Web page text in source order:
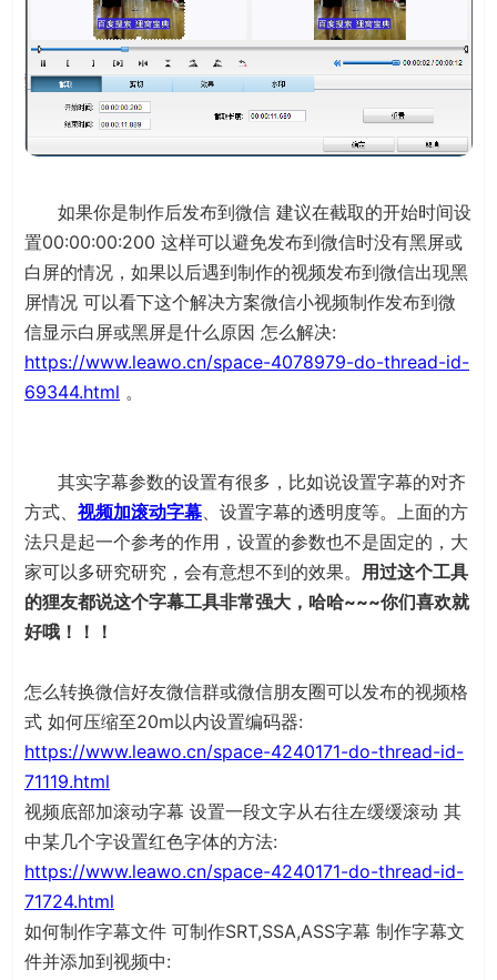
如果你是制作后发布到微信 建议在截取的开始时间设
置00:00:00:200 这样可以避免发布到微信时没有黑屏或
白屏的情况，如果以后遇到制作的视频发布到微信出现黑
屏情况 可以看下这个解决方案微信小视频制作发布到微
信显示白屏或黑屏是什么原因 怎么解决:
https://www.leawo.cn/space-4078979-do-thread-id-
69344.html 。
其实字幕参数的设置有很多，比如说设置字幕的对齐
方式、 视频加滚动字幕、设置字幕的透明度等。上面的方
法只是起一个参考的作用，设置的参数也不是固定的，大
家可以多研究研究，会有意想不到的效果。 用过这个工具
的狸友都说这个字幕工具非常强大，哈哈~~~你们喜欢就
好哦！！！
怎么转换微信好友微信群或微信朋友圈可以发布的视频格
式 如何压缩至20m以内设置编码器:
https://www.leawo.cn/space-4240171-do-thread-id-
71119.html
视频底部加滚动字幕 设置一段文字从右往左缓缓滚动 其
中某几个字设置红色字体的方法:
https://www.leawo.cn/space-4240171-do-thread-id-
71724.html
如何制作字幕文件 可制作SRT,SSA,ASS字幕 制作字幕文
件并添加到视频中: